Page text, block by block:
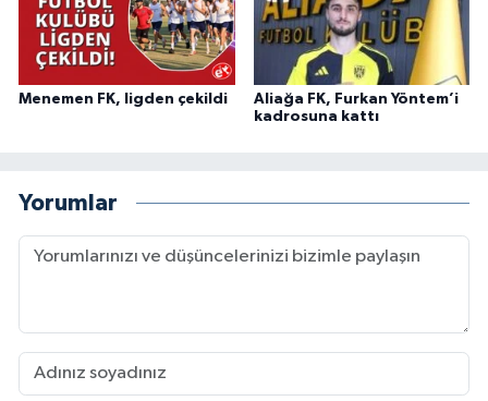
Menemen FK, ligden çekildi
Aliağa FK, Furkan Yöntem’i
kadrosuna kattı
Yorumlar